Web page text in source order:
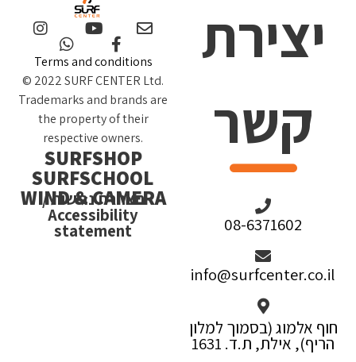
יצירת
קשר
08-6371602
info@surfcenter.co.il
חוף אלמוג (בסמוך למלון
הריף), אילת, ת.ד. 1631
Terms and conditions
© 2022 SURF CENTER Ltd.
Trademarks and brands are
the property of their
respective owners.
SURFSHOP
SURFSCHOOL
WIND & CAMERA
הצהרת נגישות /
Accessibility
statement